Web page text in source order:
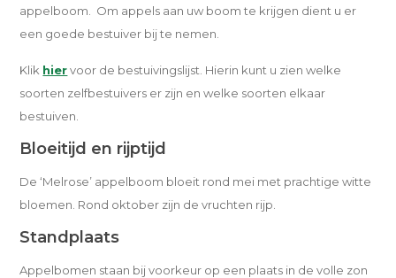
appelboom. Om appels aan uw boom te krijgen dient u er
een goede bestuiver bij te nemen.
Klik hiervoor de bestuivingslijst. Hierin kunt u zien welke
soorten zelfbestuivers er zijn en welke soorten elkaar
bestuiven.
Bloeitijd en rijptijd
De ‘Melrose’ appelboom bloeit rond mei met prachtige witte
bloemen. Rond oktober zijn de vruchten rijp.
Standplaats
Appelbomen staan bij voorkeur op een plaats in de volle zon